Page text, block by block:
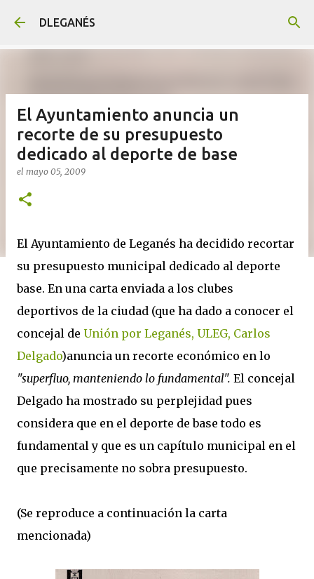
DLEGANÉS
El Ayuntamiento anuncia un
recorte de su presupuesto
dedicado al deporte de base
el mayo 05, 2009
El Ayuntamiento de Leganés ha decidido recortar
su presupuesto municipal dedicado al deporte
base. En una carta enviada a los clubes
deportivos de la ciudad (que ha dado a conocer el
concejal de Unión por Leganés, ULEG, Carlos
Delgado)anuncia un recorte económico en lo
"superfluo, manteniendo lo fundamental". El concejal
Delgado ha mostrado su perplejidad pues
considera que en el deporte de base todo es
fundamental y que es un capítulo municipal en el
que precisamente no sobra presupuesto.
(Se reproduce a continuación la carta
mencionada)